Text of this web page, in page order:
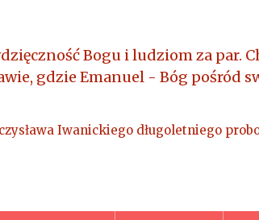
–
Bogu i ludziom za par.
gdzie Emanuel - Bóg pośród
Iwanickiego długoletniego